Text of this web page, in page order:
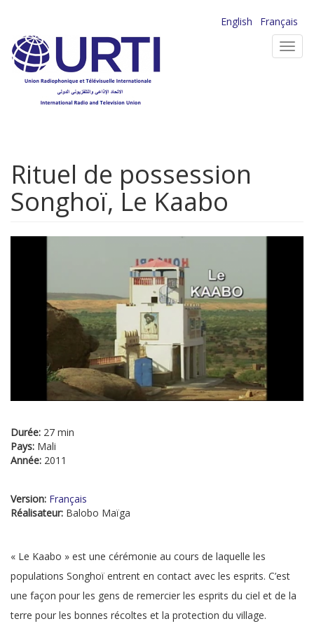
contenu
principal
English
Français
Rituel de possession
Songhoï, Le Kaabo
Durée: 27 min
Pays: Mali
Année: 2011
Version: Français
Réalisateur: Balobo Maïga
« Le Kaabo » est une cérémonie au cours de laquelle les
populations Songhoï entrent en contact avec les esprits. C’est
une façon pour les gens de remercier les esprits du ciel et de la
terre pour les bonnes récoltes et la protection du village.